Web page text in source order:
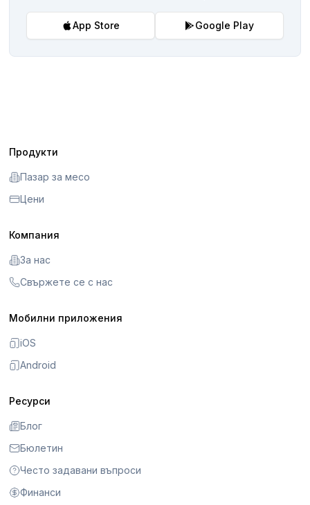
App Store Google Play
Продукти
Пазар за месо
Цени
Компания
За нас
Свържете се с нас
Мобилни приложения
iOS
Android
Ресурси
Блог
Бюлетин
Често задавани въпроси
Финанси